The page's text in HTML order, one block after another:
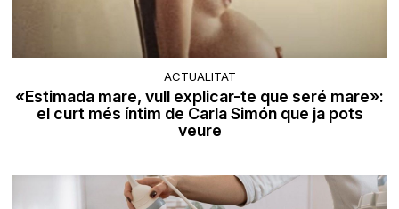
ACTUALITAT
«Estimada mare, vull explicar-te que seré mare»:
el curt més íntim de Carla Simón que ja pots
veure